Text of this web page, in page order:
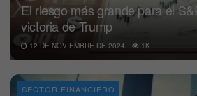
El riesgo más grande para el
victoria de Trump
12 DE NOVIEMBRE DE 2024 1K
SECTOR FINANCIERO